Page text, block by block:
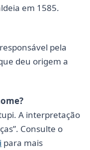
em 1585.
pela
deu origem a
A interpretação
Consulte o
para mais